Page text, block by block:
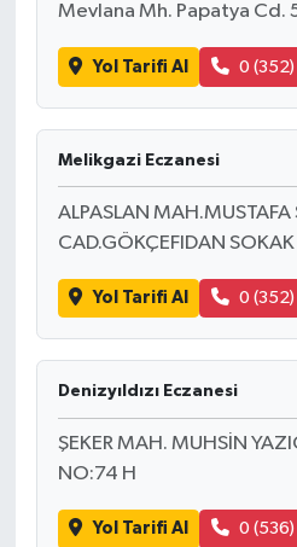
Mevlana Mh. Papatya Cd.
Yol Tarifi Al 0
Melikgazi Eczanesi
ALPASLAN MAH.MUSTAFA
CAD.GÖKÇEFIDAN
Yol Tarifi Al 0
Denizyıldızı Eczanesi
ŞEKER MAH. MUHSİN
NO:74 H
Yol Tarifi Al 0